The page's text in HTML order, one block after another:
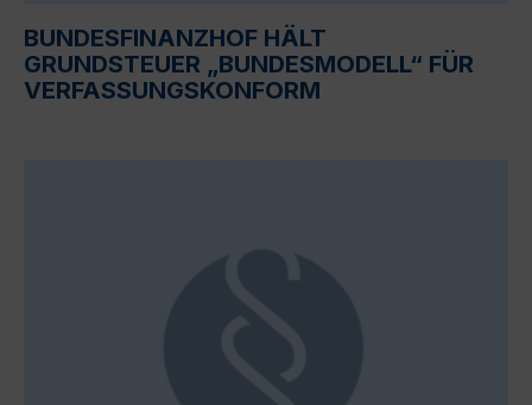
BUNDESFINANZHOF HÄLT
GRUNDSTEUER „BUNDESMODELL“ FÜR
VERFASSUNGSKONFORM